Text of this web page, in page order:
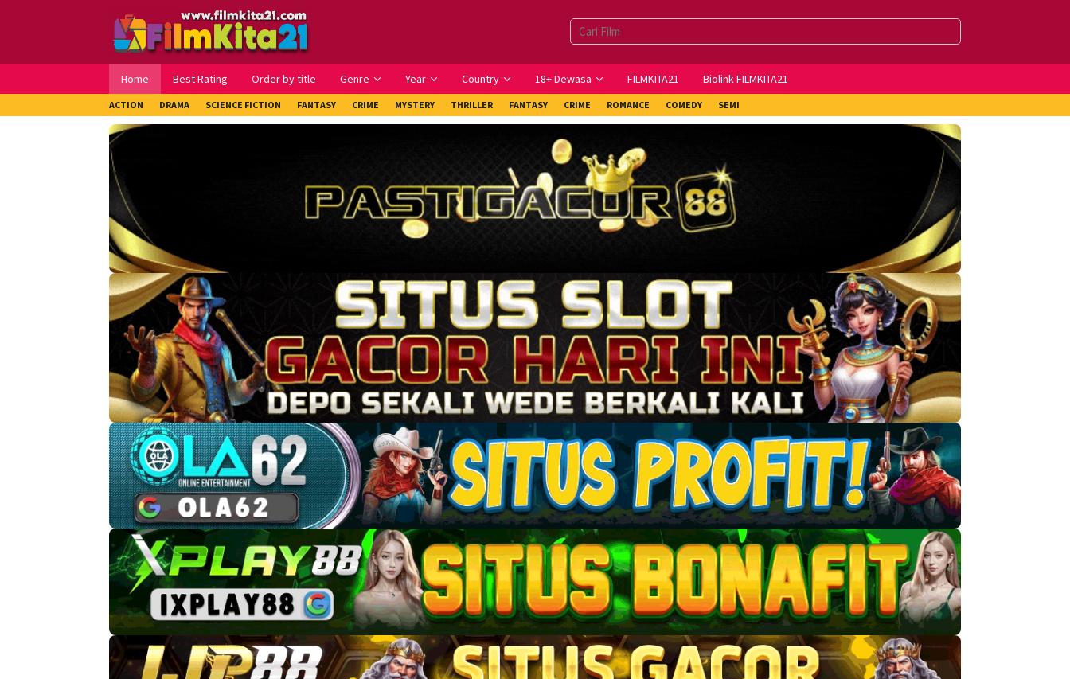
Home Best Rating Order by title Genre Year Country 18+ Dewasa FILMKITA21 Biolink FILMKITA21
ACTION DRAMA SCIENCE FICTION FANTASY CRIME MYSTERY THRILLER FANTASY CRIME ROMANCE COMEDY SEMI